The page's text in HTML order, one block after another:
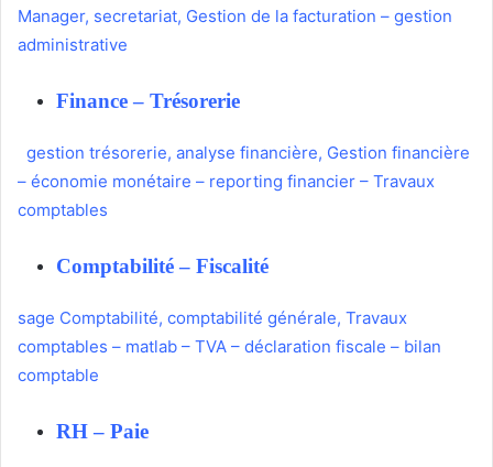
Manager, secretariat, Gestion de la facturation – gestion
administrative
Finance – Trésorerie
gestion trésorerie, analyse financière, Gestion financière
– économie monétaire – reporting financier – Travaux
comptables
Comptabilité– Fiscalité
sage Comptabilité, comptabilité générale, Travaux
comptables – matlab – TVA – déclaration fiscale – bilan
comptable
RH – Paie